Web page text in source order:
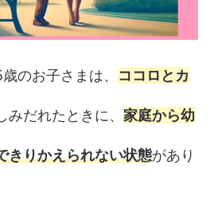
のお子さまは、 ココロとカ
みだれたときに、 家庭から幼
きりかえられない状態があり